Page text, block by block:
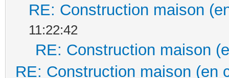
RE: Construction maison
11:22:42
RE: Construction maison
RE: Construction maison (en